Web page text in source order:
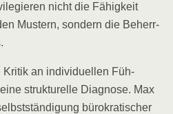
nicht die Fähig­keit
Mus­tern, son­dern die Beherr­
Kri­tik an indi­vi­du­el­len Füh­
struk­tu­rel­le Dia­gno­se. Max
büro­kra­ti­scher